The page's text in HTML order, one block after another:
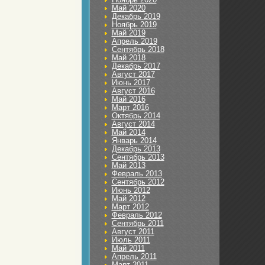
Май 2020
Декабрь 2019
Ноябрь 2019
Май 2019
Апрель 2019
Сентябрь 2018
Май 2018
Декабрь 2017
Август 2017
Июнь 2017
Август 2016
Май 2016
Март 2016
Октябрь 2014
Август 2014
Май 2014
Январь 2014
Декабрь 2013
Сентябрь 2013
Май 2013
Февраль 2013
Сентябрь 2012
Июнь 2012
Май 2012
Март 2012
Февраль 2012
Сентябрь 2011
Август 2011
Июль 2011
Май 2011
Апрель 2011